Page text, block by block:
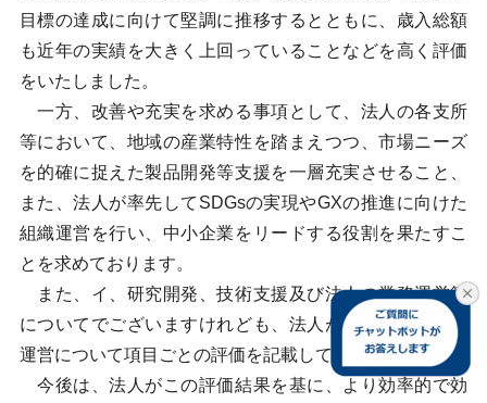
目標の達成に向けて堅調に推移するとともに、歳入総額
も近年の実績を大きく上回っていることなどを高く評価
をいたしました。
一方、改善や充実を求める事項として、法人の各支所
等において、地域の産業特性を踏まえつつ、市場ニーズ
を的確に捉えた製品開発等支援を一層充実させること、
また、法人が率先してSDGsの実現やGXの推進に向けた
組織運営を行い、中小企業をリードする役割を果たすこ
とを求めております。
また、イ、研究開発、技術支援及び法人の業務運営等
についてでございますけれども、法人が行う業務と組織
運営について項目ごとの評価を記載しております。
今後は、法人がこの評価結果を基に、より効率的で効